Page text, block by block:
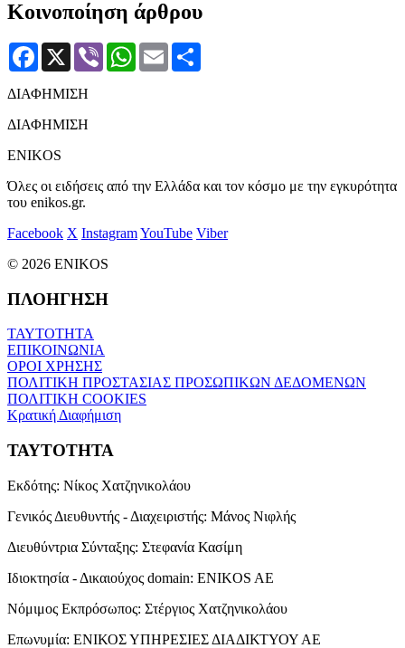
Κοινοποίηση άρθρου
Facebook
X Viber WhatsApp
Email
ΔΙΑΦΗΜΙΣΗ
ΔΙΑΦΗΜΙΣΗ
ENIKOS
Όλες οι ειδήσεις από την Ελλάδα και τον κόσμο με την εγκυρότητα
του enikos.gr.
Facebook X InstagramYouTube Viber
© 2026 ENIKOS
ΠΛΟΗΓΗΣΗ
ΤΑΥΤΟΤΗΤΑ
ΕΠΙΚΟΙΝΩΝΙΑ
ΟΡΟΙ ΧΡΗΣΗΣ
ΠΟΛΙΤΙΚΗ ΠΡΟΣΤΑΣΙΑΣ ΠΡΟΣΩΠΙΚΩΝ ΔΕΔΟΜΕΝΩΝ
ΠΟΛΙΤΙΚΗ COOKIES
Κρατική Διαφήμιση
ΤΑΥΤΟΤΗΤΑ
Εκδότης: Νίκος Χατζηνικολάου
Γενικός Διευθυντής - Διαχειριστής: Μάνος Νιφλής
Διευθύντρια Σύνταξης: Στεφανία Κασίμη
Ιδιοκτησία - Δικαιούχος domain: ENIKOS AE
Νόμιμος Εκπρόσωπος: Στέργιος Χατζηνικολάου
Επωνυμία: ΕΝΙΚΟΣ ΥΠΗΡΕΣΙΕΣ ΔΙΑΔΙΚΤΥΟΥ ΑΕ